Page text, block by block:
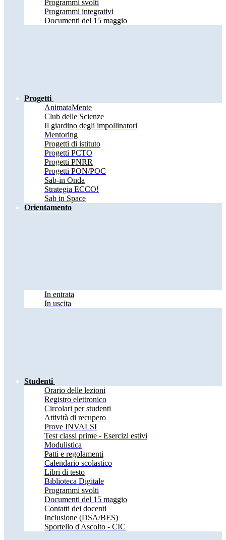
Programmi svolti
Programmi integrativi
Documenti del 15 maggio
Progetti
AnimataMente
Club delle Scienze
Il giardino degli impollinatori
Mentoring
Progetti di istituto
Progetti PCTO
Progetti PNRR
Progetti PON/POC
Sab-in Onda
Strategia ECCO!
Sab in Space
Orientamento
In entrata
In uscita
Studenti
Orario delle lezioni
Registro elettronico
Circolari per studenti
Attività di recupero
Prove INVALSI
Test classi prime - Esercizi estivi
Modulistica
Patti e regolamenti
Calendario scolastico
Libri di testo
Biblioteca Digitale
Programmi svolti
Documenti del 15 maggio
Contatti dei docenti
Inclusione (DSA/BES)
Sportello d'Ascolto - CIC